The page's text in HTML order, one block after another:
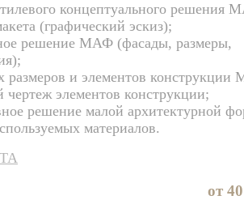
концептуального решения
(графический эскиз);
решение МАФ (фасады, размеры,
размеров и элементов
чертеж элементов конструкции;
решение малой архитектурной
материалов.
от